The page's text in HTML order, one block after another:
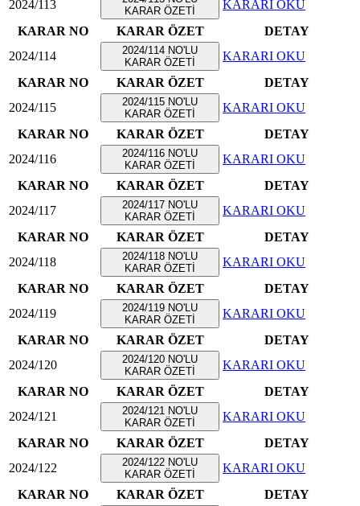
2024/113
KARAR ÖZETİ
KARARI OKU
KARAR NO
KARAR ÖZET
DETAY
2024/114
2024/114 NO'LU
KARAR ÖZETİ
KARARI OKU
KARAR NO
KARAR ÖZET
DETAY
2024/115
2024/115 NO'LU
KARAR ÖZETİ
KARARI OKU
KARAR NO
KARAR ÖZET
DETAY
2024/116
2024/116 NO'LU
KARAR ÖZETİ
KARARI OKU
KARAR NO
KARAR ÖZET
DETAY
2024/117
2024/117 NO'LU
KARAR ÖZETİ
KARARI OKU
KARAR NO
KARAR ÖZET
DETAY
2024/118
2024/118 NO'LU
KARAR ÖZETİ
KARARI OKU
KARAR NO
KARAR ÖZET
DETAY
2024/119
2024/119 NO'LU
KARAR ÖZETİ
KARARI OKU
KARAR NO
KARAR ÖZET
DETAY
2024/120
2024/120 NO'LU
KARAR ÖZETİ
KARARI OKU
KARAR NO
KARAR ÖZET
DETAY
2024/121
2024/121 NO'LU
KARAR ÖZETİ
KARARI OKU
KARAR NO
KARAR ÖZET
DETAY
2024/122
2024/122 NO'LU
KARAR ÖZETİ
KARARI OKU
KARAR NO
KARAR ÖZET
DETAY